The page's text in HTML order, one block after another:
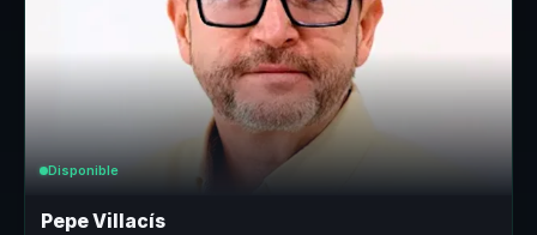
Disponible
Pepe Villacís